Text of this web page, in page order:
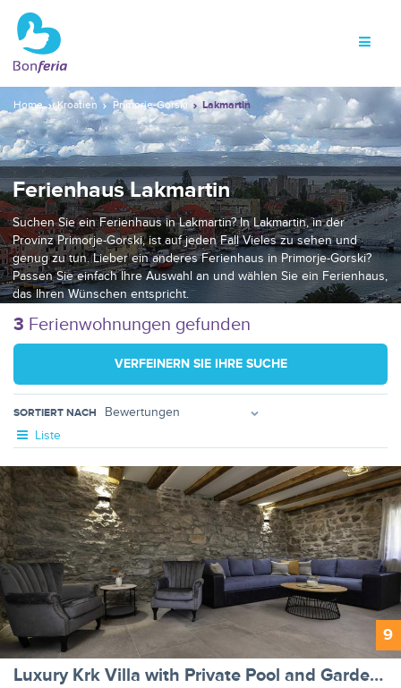
Home Kroatien Primorje-Gorski Lakmartin
Ferienhaus Lakmartin
Suchen Sie ein Ferienhaus in Lakmartin? In Lakmartin, in der
Provinz Primorje-Gorski, ist auf jeden Fall Vieles zu sehen und
genug zu tun. Lieber ein anderes Ferienhaus in Primorje-Gorski?
Passen Sie einfach Ihre Auswahl an und wählen Sie ein Ferienhaus,
das Ihren Wünschen entspricht.
3 Ferienwohnungen gefunden
VERFEINERN SIE IHRE SUCHE
SORTIERT NACH
Liste
9
Luxury Krk Villa with Private Pool and Gardens - Three Bedroom Villa